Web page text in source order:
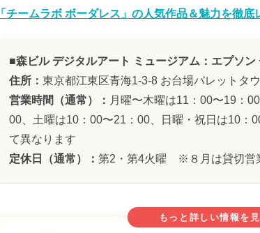
「チームラボ ボーダレス」の人気作品＆魅力を徹底
■森ビル デジタルアート ミュージアム：エプソン
住所： 東京都江東区青海1-3-8 お台場パレットタ
営業時間（通常）： 月曜〜木曜は11：00〜19：
00、土曜は10：00〜21：00、日曜・祝日は10
て異なります
定休日（通常）： 第2・第4火曜 ※８月は貸切営
もっと詳しい情報を